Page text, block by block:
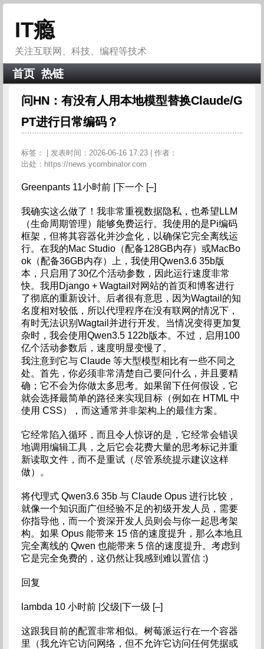
IT瘾
关注互联网、科技、编程等技术
首页 热链
问HN：有没有人用本地模型替换Claude/G
PT进行日常编码？
标签：
| 发表时间：2026-06-16 17:23 | 作者：
出处：https://news.ycombinator.com
Greenpants 11小时前 |下一个 [–]
我确实这么做了！我非常重视数据隐私，也希望LLM
（生命周期管理）能够免费运行。我使用的是Pi编码
框架，但将其容器化并沙盒化，以确保它完全离线运
行。在我的Mac Studio（配备128GB内存）或MacBo
ok（配备36GB内存）上，我使用Qwen3.6 35b版
本，只启用了30亿个活动参数，因此运行速度非常
快。我用Django + Wagtail对网站的首页和博客进行
了彻底的重新设计。后者很有意思，因为Wagtail的知
名度相对较低，所以代理程序在没有联网的情况下，
有时无法识别Wagtail并进行开发。当情况变得更加复
杂时，我会使用Qwen3.5 122b版本。不过，启用100
亿个活动参数后，速度明显变慢了。
我注意到它与 Claude 等大型模型相比有一些不同之
处。首先，你必须非常清楚自己要问什么，并且要精
确；它不会为你做太多思考。如果留下任何假设，它
就会选择最简单的路径来实现目标（例如在 HTML 中
使用 CSS），而这通常并非架构上的最佳方案。
它经常陷入循环，而且令人惊讶的是，它经常会错误
地调用编辑工具，之后它会花费大量的思考标记并重
新读取文件，而不是重试（尽管系统提示建议这样
做）。
将代理式 Qwen3.6 35b 与 Claude Opus 进行比较，
就像一个知识面广但经验不足的初级开发人员，需要
你指导他，而一个资深开发人员则会与你一起思考架
构。如果 Opus 能带来 15 倍的速度提升，那么本地且
完全离线的 Qwen 也能带来 5 倍的速度提升。考虑到
它是完全免费的，这仍然让我感到难以置信 :)
回复
lambda 10 小时前 |父级|下一级 [–]
这跟我目前的配置非常相似。树莓派运行在一个容器
里（我允许它访问网络，但不允许它访问任何凭据或